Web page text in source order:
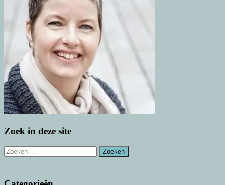
Zoek in deze site
Zoeken
naar: